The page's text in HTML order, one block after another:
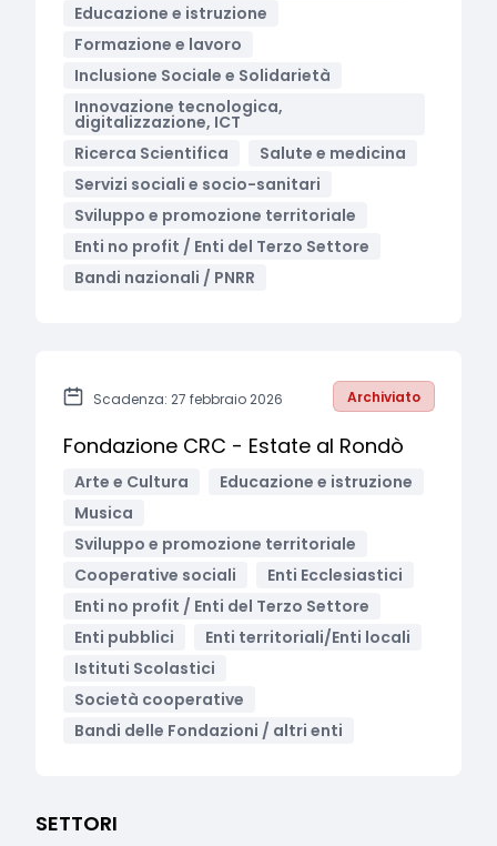
Educazione e istruzione
Formazione e lavoro
Inclusione Sociale e Solidarietà
Innovazione tecnologica,
digitalizzazione, ICT
Ricerca Scientifica
Salute e medicina
Servizi sociali e socio-sanitari
Sviluppo e promozione territoriale
Enti no profit / Enti del Terzo Settore
Bandi nazionali / PNRR
Scadenza: 27 febbraio 2026 Archiviato
Fondazione CRC - Estate al Rondò
Arte e Cultura
Educazione e istruzione
Musica
Sviluppo e promozione territoriale
Cooperative sociali
Enti Ecclesiastici
Enti no profit / Enti del Terzo Settore
Enti pubblici
Enti territoriali/Enti locali
Istituti Scolastici
Società cooperative
Bandi delle Fondazioni / altri enti
SETTORI